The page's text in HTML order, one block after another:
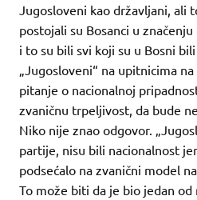
Jugosloveni kao državljani, ali
postojali su Bosanci u
i to su bili svi koji su u Bosni
„Jugosloveni“ na upitnicima
pitanje o nacionalnoj
zvaničnu trpeljivost, da bude
Niko nije znao odgovor.
partije, nisu bili nacionalnost
podsećalo na zvanični model
To može biti da je bio jedan